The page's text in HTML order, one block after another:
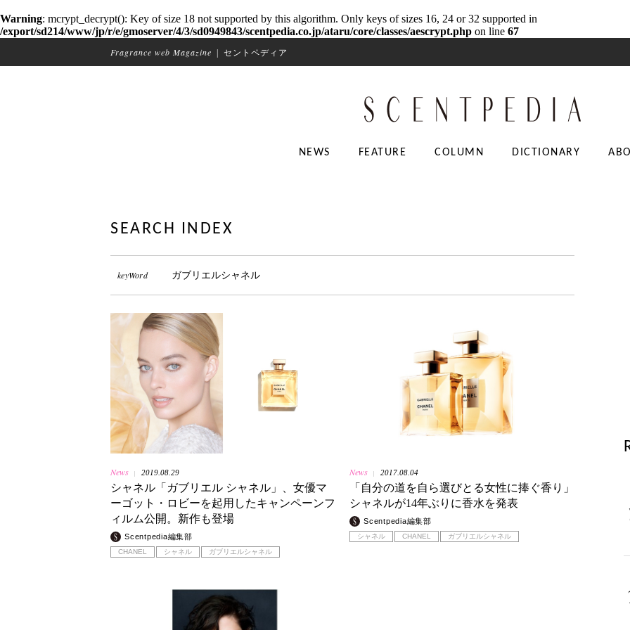
Warning: mcrypt_decrypt(): Key of size 18 not supported by this algorithm. Only keys of sizes 16, 24 or 32 supported in
/export/sd214/www/jp/r/e/gmoserver/4/3/sd0949843/scentpedia.co.jp/ataru/core/classes/aescrypt.php on line 67
Fragrance web Magazine セントペディア
NEWS FEATURE COLUMN DICTIONARY
SEARCH INDEX
keyWord ガブリエルシャネル
News 2019.08.29
シャネル「ガブリエル シャネル」、女優マ
ーゴット・ロビーを起用したキャンペーンフ
ィルム公開。新作も登場
Scentpedia編集部
CHANEL シャネル ガブリエルシャネル
News 2017.08.04
「自分の道を自ら選びとる女性に捧ぐ香り」
シャネルが14年ぶりに香水を発表
Scentpedia編集部
シャネル CHANEL ガブリエルシャネル